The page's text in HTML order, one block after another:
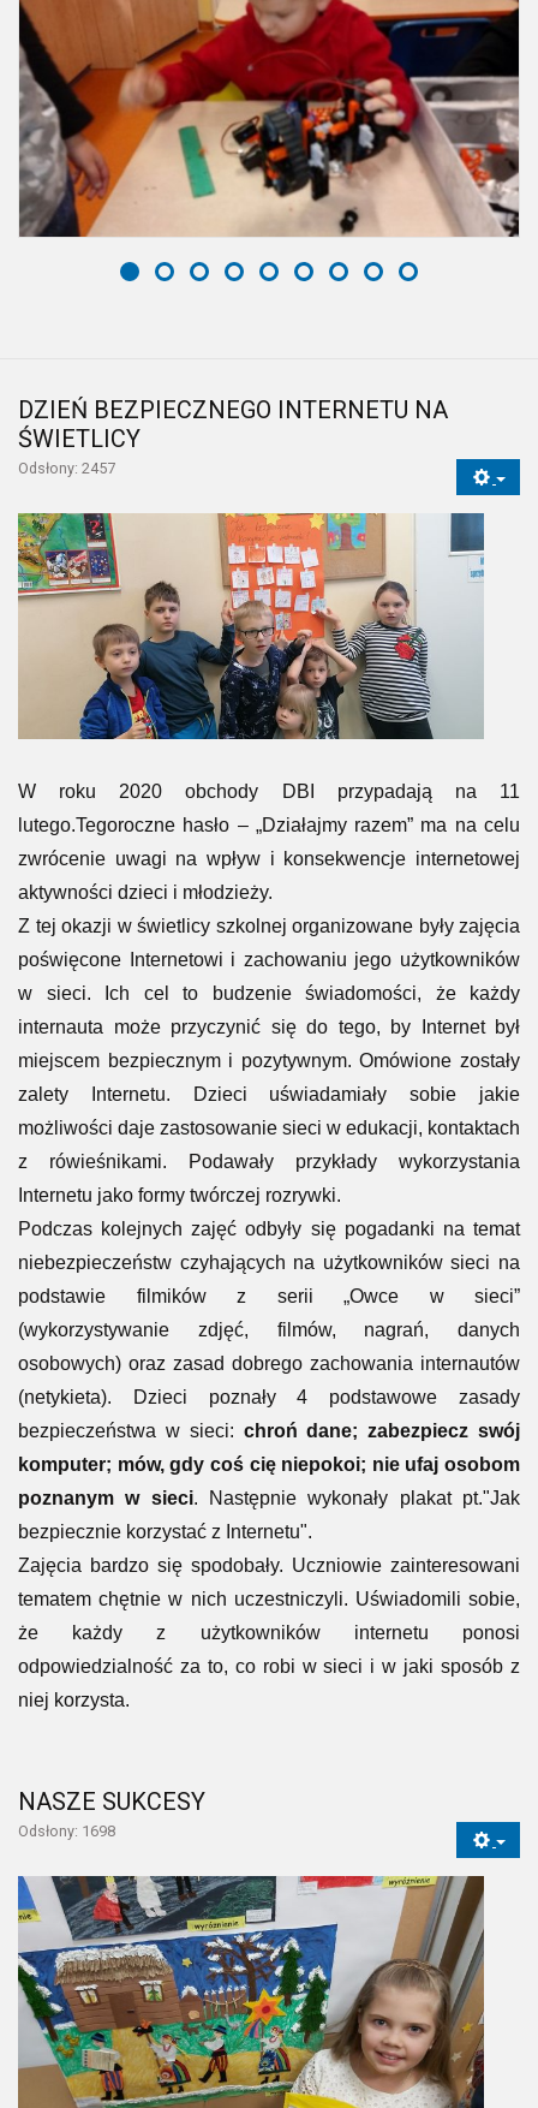
DZIEŃ BEZPIECZNEGO INTERNETU NA
ŚWIETLICY
Odsłony: 2457
W roku 2020 obchody DBI przypadają na 11
lutego.Tegoroczne hasło – „Działajmy razem” ma na celu
zwrócenie uwagi na wpływ i konsekwencje internetowej
aktywności dzieci i młodzieży.
Z tej okazji w świetlicy szkolnej organizowane były zajęcia
poświęcone Internetowi i zachowaniu jego użytkowników
w sieci. Ich cel to budzenie świadomości, że każdy
internauta może przyczynić się do tego, by Internet był
miejscem bezpiecznym i pozytywnym. Omówione zostały
zalety Internetu. Dzieci uświadamiały sobie jakie
możliwości daje zastosowanie sieci w edukacji, kontaktach
z rówieśnikami. Podawały przykłady wykorzystania
Internetu jako formy twórczej rozrywki.
Podczas kolejnych zajęć odbyły się pogadanki na temat
niebezpieczeństw czyhających na użytkowników sieci na
podstawie filmików z serii „Owce w sieci”
(wykorzystywanie zdjęć, filmów, nagrań, danych
osobowych) oraz zasad dobrego zachowania internautów
(netykieta). Dzieci poznały 4 podstawowe zasady
bezpieczeństwa w sieci: chroń dane; zabezpiecz swój
komputer; mów, gdy coś cię niepokoi; nie ufaj osobom
poznanym w sieci. Następnie wykonały plakat pt."Jak
bezpiecznie korzystać z Internetu".
Zajęcia bardzo się spodobały. Uczniowie zainteresowani
tematem chętnie w nich uczestniczyli. Uświadomili sobie,
że każdy z użytkowników internetu ponosi
odpowiedzialność za to, co robi w sieci i w jaki sposób z
niej korzysta.
NASZE SUKCESY
Odsłony: 1698